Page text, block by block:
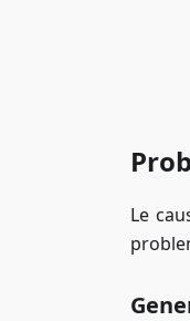
Le